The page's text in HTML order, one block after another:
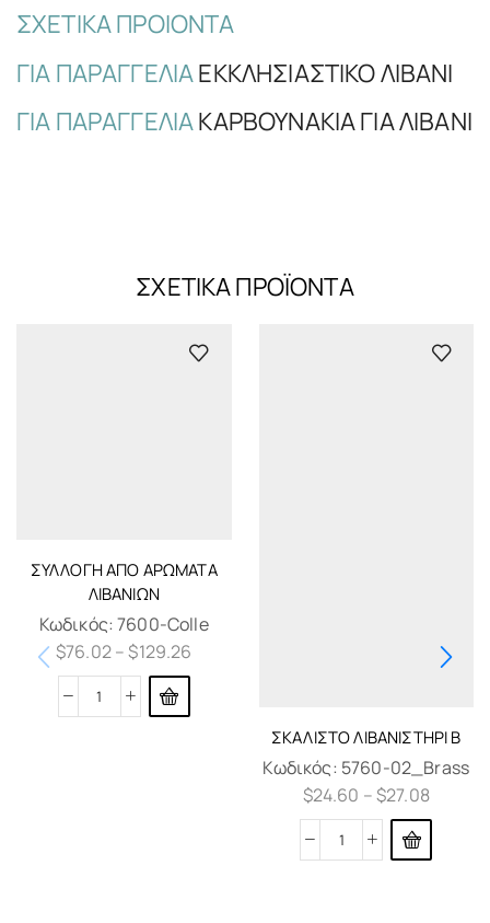
ΣΧΕΤΙΚΆ ΠΡΟΊΟΝΤΑ
ΓΙΑ ΠΑΡΑΓΓΕΛΊΑΕΚΚΛΗΣΙΑΣΤΙΚΌ ΛΙΒΆΝΙ
ΓΙΑ ΠΑΡΑΓΓΕΛΊΑΚΑΡΒΟΥΝΑΚΙΑ ΓΙΑ ΛΙΒΆΝΙ
ΣΧΕΤΙΚΆ ΠΡΟΪΌΝΤΑ
ΣΥΛΛΟΓΉ ΑΠΌ ΑΡΏΜΑΤΑ
ΛΙΒΑΝΙΏΝ
Κωδικός:7600-Colle
$76.02– $129.26
ΣΚΑΛΙΣΤΌ ΛΙΒΑΝΙΣΤΉΡΙ Β
Κωδικός: 5760-02_Brass
$24.60 –$27.08